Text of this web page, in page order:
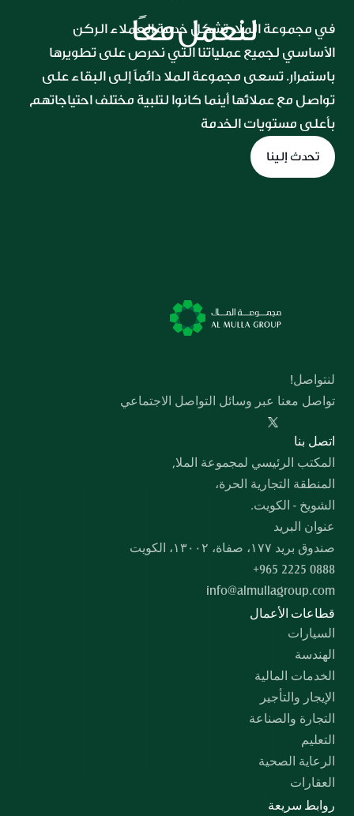
لنعمل معًا
بأعلى مستويات الخدمة
تحدث إلينا
لنتواصل!
تواصل معنا عبر وسائل التواصل الاجتماعي
  اﺗﺼﻞ ﺑﻨﺎ
المكتب الرئيسي لمجموعة الملا,
المنطقة التجارية الحرة،
الشويخ - الكويت.
عنوان البريد
صندوق بريد ۱۷۷، صفاة، ۱۳۰۰۲، الكويت
+965 2225 0888
info@almullagroup.com
قطاعات الأعمال
السيارات
الهندسة
الخدمات المالية
الإيجار والتأجير
التجارة والصناعة
التعليم
الرعاية الصحية
العقارات
روابط سريعة